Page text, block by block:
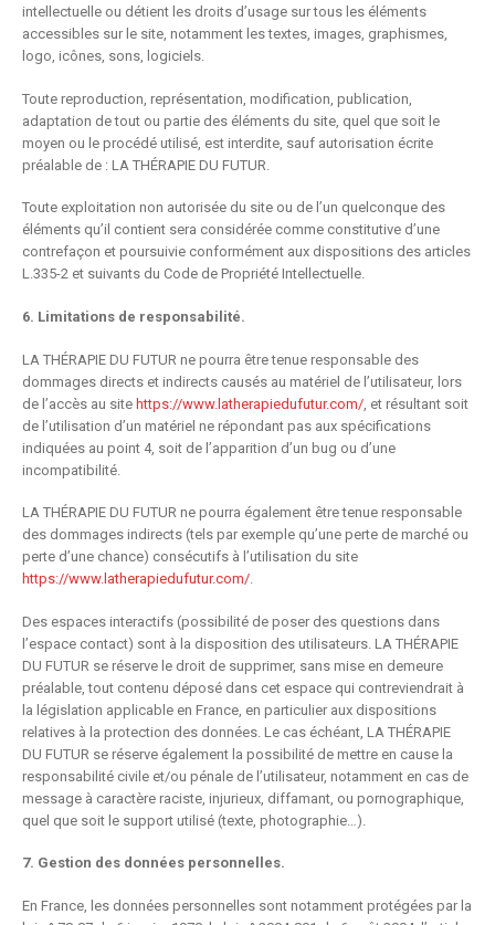
intellectuelle ou détient les droits d’usage sur tous les éléments
accessibles sur le site, notamment les textes, images, graphismes,
logo, icônes, sons, logiciels.
Toute reproduction, représentation, modification, publication,
adaptation de tout ou partie des éléments du site, quel que soit le
moyen ou le procédé utilisé, est interdite, sauf autorisation écrite
préalable de : LA THÉRAPIE DU FUTUR.
Toute exploitation non autorisée du site ou de l’un quelconque des
éléments qu’il contient sera considérée comme constitutive d’une
contrefaçon et poursuivie conformément aux dispositions des articles
L.335-2 et suivants du Code de Propriété Intellectuelle.
6. Limitations de responsabilité.
LA THÉRAPIE DU FUTUR ne pourra être tenue responsable des
dommages directs et indirects causés au matériel de l’utilisateur, lors
de l’accès au site https://www.latherapiedufutur.com/ , et résultant soit
de l’utilisation d’un matériel ne répondant pas aux spécifications
indiquées au point 4, soit de l’apparition d’un bug ou d’une
incompatibilité.
LA THÉRAPIE DU FUTUR ne pourra également être tenue responsable
des dommages indirects (tels par exemple qu’une perte de marché ou
perte d’une chance) consécutifs à l’utilisation du site
https://www.latherapiedufutur.com/.
Des espaces interactifs (possibilité de poser des questions dans
l’espace contact) sont à la disposition des utilisateurs. LA THÉRAPIE
DU FUTUR se réserve le droit de supprimer, sans mise en demeure
préalable, tout contenu déposé dans cet espace qui contreviendrait à
la législation applicable en France, en particulier aux dispositions
relatives à la protection des données. Le cas échéant, LA THÉRAPIE
DU FUTUR se réserve également la possibilité de mettre en cause la
responsabilité civile et/ou pénale de l’utilisateur, notamment en cas de
message à caractère raciste, injurieux, diffamant, ou pornographique,
quel que soit le support utilisé (texte, photographie…).
7. Gestion des données personnelles.
En France, les données personnelles sont notamment protégées par la